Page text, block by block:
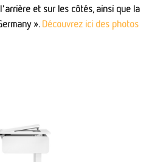
et sur les côtés, ainsi que la
». Découvrez ici des photos